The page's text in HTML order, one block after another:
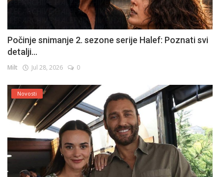
Počinje snimanje 2. sezone serije Halef: Poznati svi
detalji...
Milt Jul 28, 2026 0
Novosti